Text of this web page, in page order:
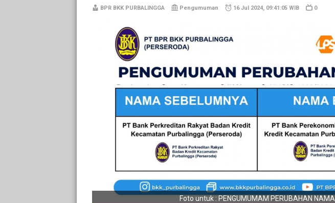
BPR BKK PURBALINGGA Pengumuman 16 Jul 2024, 09:41:05 WIB 0
Foto untuk : PENGUMUMAM PERUBAHAN NAMA